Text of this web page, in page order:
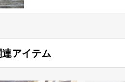
連アイテム